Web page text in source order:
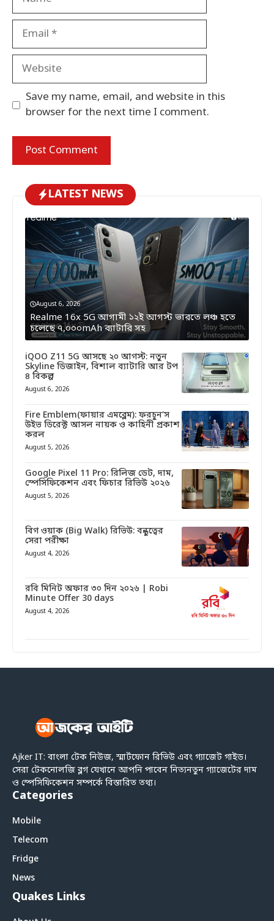
Email
Website
Save my name, email, and website in this
browser for the next time I comment.
LATEST NEWS
August 6, 2026
Realme 16x 5G আগামী ১২ই আগস্ট ভারতে লঞ্চ হতে
চলেছে ৭,০০০mAh ব্যাটারি সহ
iQOO Z11 5G আসছে ২০ আগস্ট: নতুন
Skyline ডিজাইন, বিশাল ব্যাটারি আর টপ
৪ বিকল্প
August 6, 2026
Fire Emblem(ফায়ার এমব্লেম): ফরচুন’স
উইভ ডিরেক্ট আসল নায়ক ও কাহিনী প্রকাশ
করল
August 5, 2026
Google Pixel 11 Pro: রিলিজ ডেট, দাম,
স্পেসিফিকেশন এবং ফিচার রিভিউ ২০২৬
August 5, 2026
বিগ ওয়াক (Big Walk) রিভিউ: বন্ধুত্বের
সেরা পরীক্ষা
August 4, 2026
রবি মিনিট অফার ৩০ দিন ২০২৬ | Robi
Minute Offer 30 days
August 4, 2026
Ajker IT: বাংলা টেক নিউজ, স্মার্টফোন রিভিউ এবং গ্যাজেট গাইড।
সেরা টেকনোলজি ব্লগ যেখানে আপনি পাবেন নিত্যনতুন গ্যাজেটের দাম
ও স্পেসিফিকেশন সম্পর্কে বিস্তারিত তথ্য।
Categories
Mobile
Telecom
Fridge
News
Quakes Links